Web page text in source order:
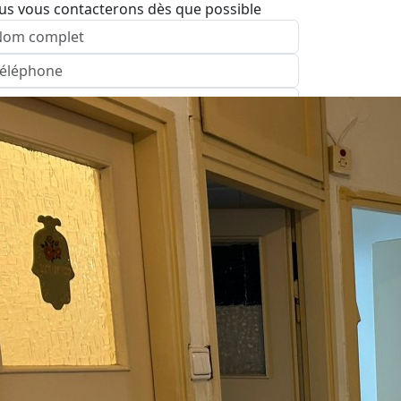
vous contacterons dès que possible